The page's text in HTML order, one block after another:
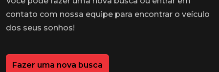
contato com nossa equipe para encontrar o veículo
dos seus sonhos!
Fazer uma nova busca